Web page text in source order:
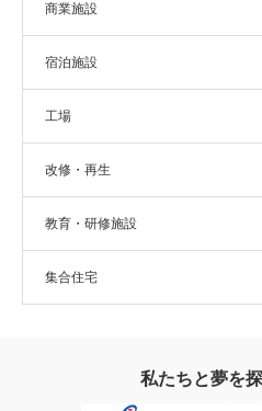
商業施設
宿泊施設
工場
改修・再生
教育・研修施設
集合住宅
私たちと夢を